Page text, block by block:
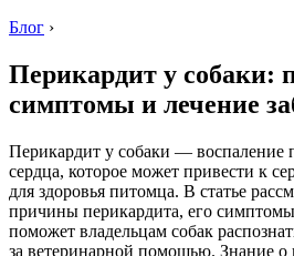
Блог ›
Перикардит у собаки:
симптомы и лечение
Перикардит у собаки — воспаление
сердца, которое может привести к
для здоровья питомца. В статье
причины перикардита, его
поможет владельцам собак
за ветеринарной помощью. Знание о